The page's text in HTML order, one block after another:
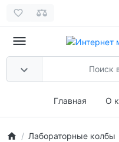
Главная О
Лабораторные колбы